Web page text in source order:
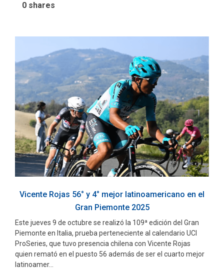
0 shares
Vicente Rojas 56° y 4° mejor latinoamericano en el
Gran Piemonte 2025
Este jueves 9 de octubre se realizó la 109ª edición del Gran
Piemonte en Italia, prueba perteneciente al calendario UCI
ProSeries, que tuvo presencia chilena con Vicente Rojas
quien remató en el puesto 56 además de ser el cuarto mejor
latinoamer...